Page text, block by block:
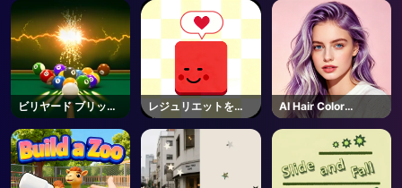
ビリヤード ブリッツ
チャレンジ
レジュリエットを救
え
AI Hair Color
Changer